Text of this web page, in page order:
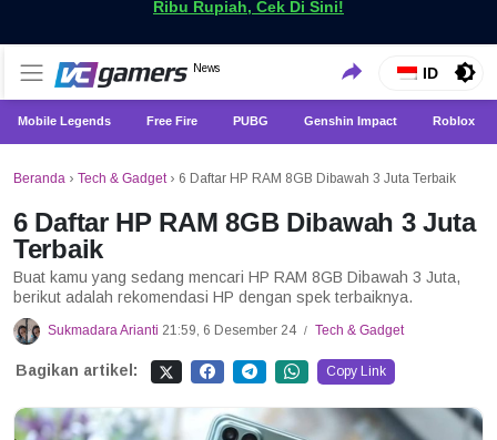
Ribu Rupiah, Cek Di Sini!
VCGamers News
News
Dapatkan Berita Games Terbaru Hanya di VCGamers
ID
Mobile Legends Free Fire PUBG Genshin Impact Roblox
Beranda › Tech & Gadget› 6 Daftar HP RAM 8GB Dibawah 3 Juta Terbaik
6 Daftar HP RAM 8GB Dibawah 3 Juta
Terbaik
Buat kamu yang sedang mencari HP RAM 8GB Dibawah 3 Juta,
berikut adalah rekomendasi HP dengan spek terbaiknya.
Sukmadara Arianti 21:59, 6 Desember 24 / Tech & Gadget
Bagikan artikel: Copy Link